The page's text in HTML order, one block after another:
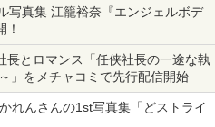
写真集 江籠裕奈『エンジェルボデ
！
長とロマンス「任侠社長の一途な執
」をメチャコミで先行配信開始
れんさんの1st写真集「どストライ